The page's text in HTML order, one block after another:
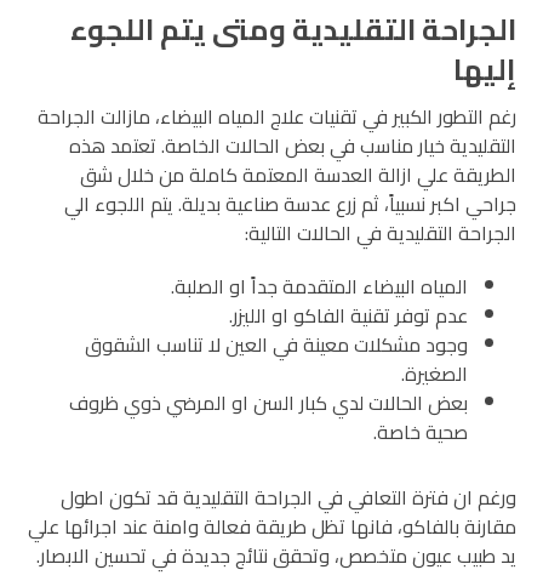
الجراحة التقليدية ومتى يتم اللجوء
إليها
رغم التطور الكبير في تقنيات علاج المياه البيضاء، مازالت الجراحة
التقليدية خيار مناسب في بعض الحالات الخاصة. تعتمد هذه
الطريقة علي ازالة العدسة المعتمة كاملة من خلال شق
جراحي اكبر نسبياً، ثم زرع عدسة صناعية بديلة. يتم اللجوء الي
الجراحة التقليدية في الحالات التالية:
المياه البيضاء المتقدمة جداً او الصلبة.
عدم توفر تقنية الفاكو او الليزر.
وجود مشكلات معينة في العين لا تناسب الشقوق
الصغيرة.
بعض الحالات لدي كبار السن او المرضي ذوي ظروف
صحية خاصة.
ورغم ان فترة التعافي في الجراحة التقليدية قد تكون اطول
مقارنة بالفاكو، فانها تظل طريقة فعالة وامنة عند اجرائها علي
يد طبيب عيون متخصص، وتحقق نتائج جديدة في تحسين الابصار.